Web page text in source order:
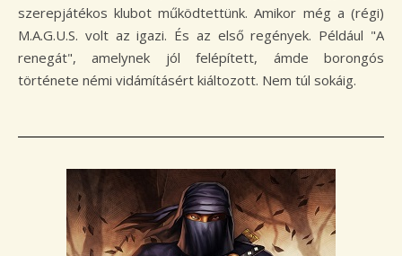
szerepjátékos klubot működtettünk. Amikor még a (régi)
M.A.G.U.S. volt az igazi. És az első regények. Például "A
renegát", amelynek jól felépített, ámde borongós
története némi vidámításért kiáltozott. Nem túl sokáig.